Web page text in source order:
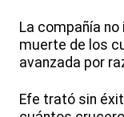
La compañía
muerte de los
avanzada por
Efe trató sin